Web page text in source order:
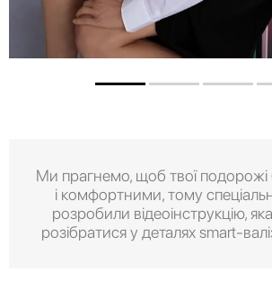
Ми прагнемо, щоб твої подорожі
і комфортними, тому
розробили відеоінструкцію,
розібратися у деталях smart-